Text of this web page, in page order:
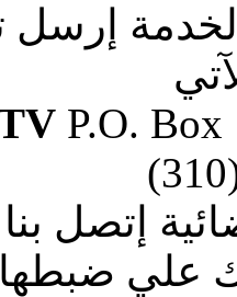
P.O. Box
إتصل بنا
علي ضبطها